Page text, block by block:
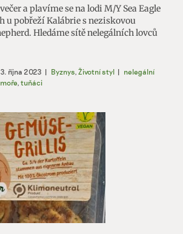
a plavíme se na lodi M/Y Sea Eagle
u pobřeží Kalábrie s neziskovou
Hledáme sítě nelegálních lovců
října 2023 | Byznys Životní styl | nelegální
tuňáci